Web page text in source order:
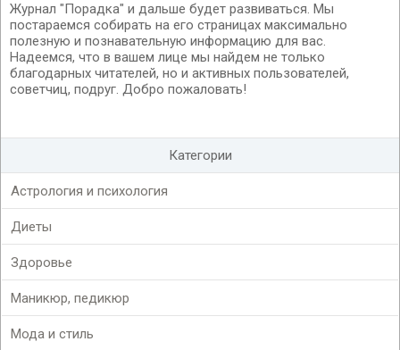
Журнал "Порадка" и дальше будет развиваться. Мы
постараемся собирать на его страницах максимально
полезную и познавательную информацию для вас.
Надеемся, что в вашем лице мы найдем не только
благодарных читателей, но и активных пользователей,
советчиц, подруг. Добро пожаловать!
Категории
Астрология и психология
Диеты
Здоровье
Маникюр, педикюр
Мода и стиль